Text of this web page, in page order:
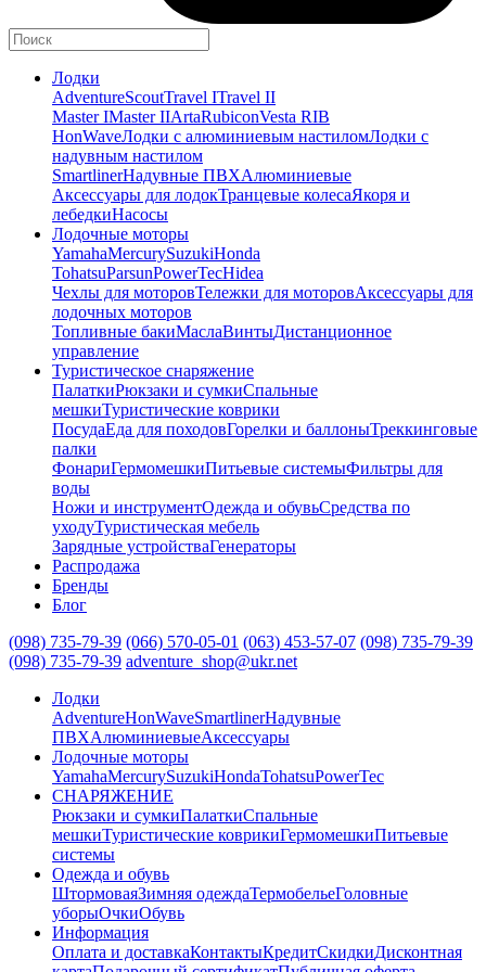
Лодки
AdventureScoutTravel ITravel II
Master IMaster IIArtaRubiconVesta RIB
HonWaveЛодки с алюминиевым настиломЛодки с
надувным настилом
SmartlinerНадувные ПВХАлюминиевые
Аксессуары для лодокТранцевые колесаЯкоря и
лебедкиНасосы
Лодочные моторы
YamahaMercurySuzukiHonda
TohatsuParsunPowerTecHidea
Чехлы для моторовТележки для моторовАксессуары для
лодочных моторов
Топливные бакиМаслаВинтыДистанционное
управление
Туристическое снаряжение
ПалаткиРюкзаки и сумкиСпальные
мешкиТуристические коврики
ПосудаЕда для походовГорелки и баллоныТреккинговые
палки
ФонариГермомешкиПитьевые системыФильтры для
воды
Ножи и инструментОдежда и обувьСредства по
уходуТуристическая мебель
Зарядные устройстваГенераторы
Распродажа
Бренды
Блог
(098) 735-79-39 (066) 570-05-01 (063) 453-57-07 (098) 735-79-39
(098) 735-79-39 adventure_shop@ukr.net
Лодки
AdventureHonWaveSmartlinerНадувные
ПВХАлюминиевыеАксессуары
Лодочные моторы
YamahaMercurySuzukiHondaTohatsuPowerTec
СНАРЯЖЕНИЕ
Рюкзаки и сумкиПалаткиСпальные
мешкиТуристические коврикиГермомешкиПитьевые
системы
Одежда и обувь
ШтормоваяЗимняя одеждаТермобельеГоловные
уборыОчкиОбувь
Информация
Оплата и доставкаКонтактыКредитСкидкиДисконтная